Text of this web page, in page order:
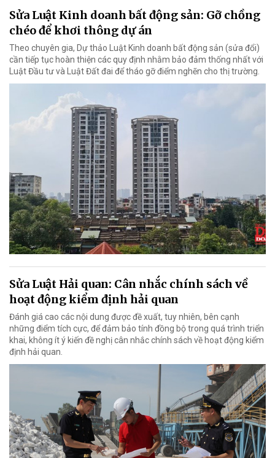
Sửa Luật Kinh doanh bất động sản: Gỡ chồng
chéo để khơi thông dự án
Theo chuyên gia, Dự thảo Luật Kinh doanh bất động sản (sửa đổi)
cần tiếp tục hoàn thiện các quy định nhằm bảo đảm thống nhất với
Luật Đầu tư và Luật Đất đai để tháo gỡ điểm nghẽn cho thị trường.
Sửa Luật Hải quan: Cân nhắc chính sách về
hoạt động kiểm định hải quan
Đánh giá cao các nội dung được đề xuất, tuy nhiên, bên cạnh
những điểm tích cực, để đảm bảo tính đồng bộ trong quá trình triển
khai, không ít ý kiến đề nghị cân nhắc chính sách về hoạt động kiểm
định hải quan.